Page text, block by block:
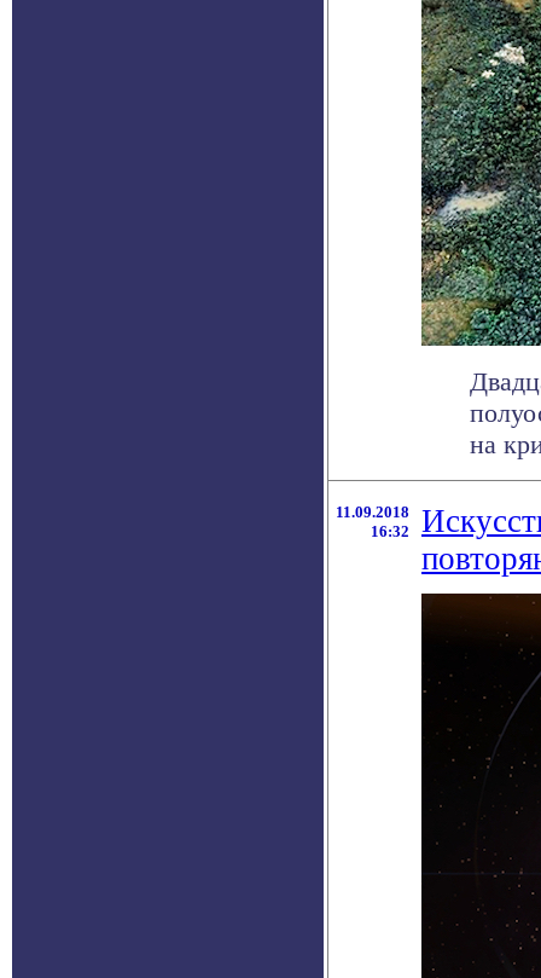
на
11.09.2018
16:32